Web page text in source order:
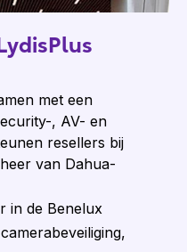
met een
, AV- en
resellers bij
van Dahua-
in de Benelux